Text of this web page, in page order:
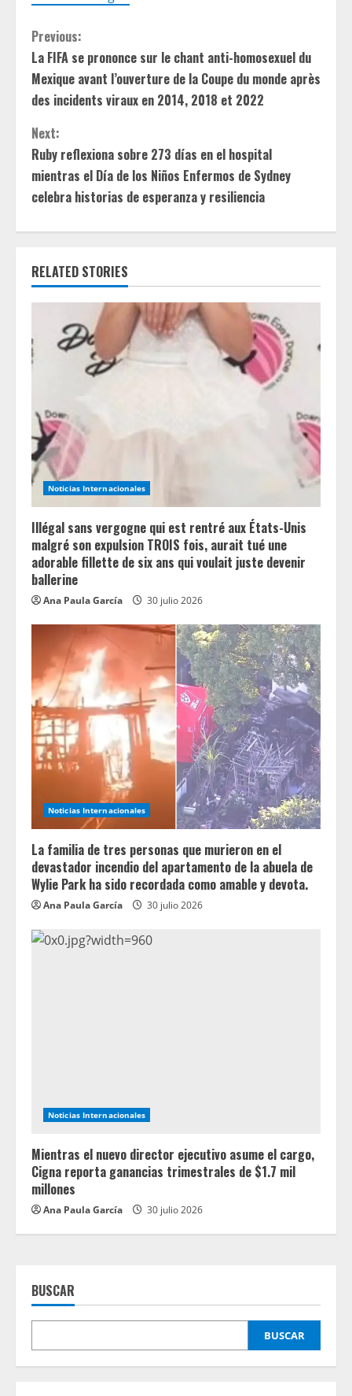
C
o
n
t
i
n
u
e
R
e
a
d
i
n
g
Previous:
La FIFA se prononce sur le chant anti-homosexuel du
Mexique avant l’ouverture de la Coupe du monde après
des incidents viraux en 2014, 2018 et 2022
Next:
Ruby reflexiona sobre 273 días en el hospital
mientras el Día de los Niños Enfermos de Sydney
celebra historias de esperanza y resiliencia
RELATED STORIES
Noticias Internacionales
Illégal sans vergogne qui est rentré aux États-Unis
malgré son expulsion TROIS fois, aurait tué une
adorable fillette de six ans qui voulait juste devenir
ballerine
Ana Paula García 30 julio 2026
Noticias Internacionales
La familia de tres personas que murieron en el
devastador incendio del apartamento de la abuela de
Wylie Park ha sido recordada como amable y devota.
Ana Paula García 30 julio 2026
Noticias Internacionales
Mientras el nuevo director ejecutivo asume el cargo,
Cigna reporta ganancias trimestrales de $1.7 mil
millones
Ana Paula García 30 julio 2026
BUSCAR
BUSCAR